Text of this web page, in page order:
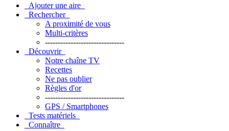
Ajouter une aire
Rechercher
A proximité de vous
Multi-critères
-------------------------------
Découvrir
Notre chaîne TV
Recettes
Ne pas oublier
Règles d'or
-------------------------------
GPS / Smartphones
Tests matériels
Connaître